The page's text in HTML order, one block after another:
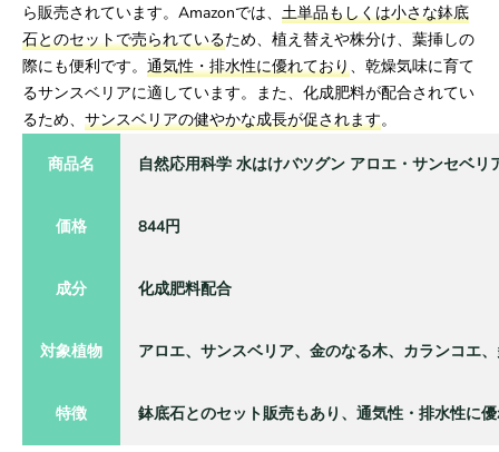
ら販売されています。Amazonでは、 土単品もしくは小さな鉢底
石とのセットで売られているため、植え替えや株分け、葉挿しの
際にも便利です。 通気性・排水性に優れており、乾燥気味に育て
るサンスベリアに適しています。また、化成肥料が配合されてい
るため、 サンスベリアの健やかな成長が促されます。
商品名 自然応用科学 水はけバツグン アロエ・サンセベリ
価格 844円
成分 化成肥料配合
対象植物 アロエ、サンスベリア、金のなる木、カランコエ
特徴 鉢底石とのセット販売もあり、通気性・排水性に